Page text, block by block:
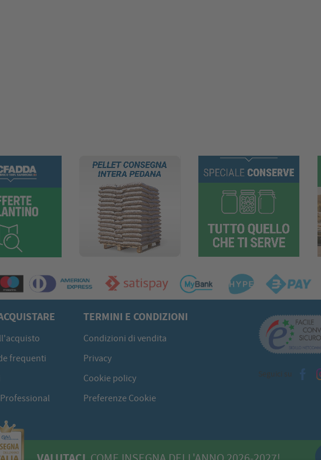
frequenti
TERMINI E CONDIZIONI
Condizioni di vendita
Privacy
Cookie policy
Preferenze Cookie
Seguici su